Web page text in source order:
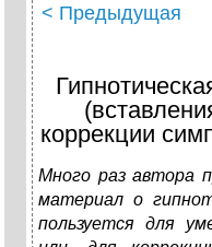
< Предыдущая
коррекции
Много раз автора
материал о
пользуется для